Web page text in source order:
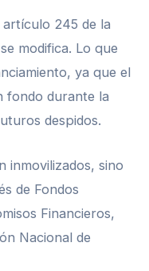
artículo 245 de la
modifica. Lo que
ya que el
fondo durante la
despidos.
inmovilizados, sino
de Fondos
Financieros,
Nacional de